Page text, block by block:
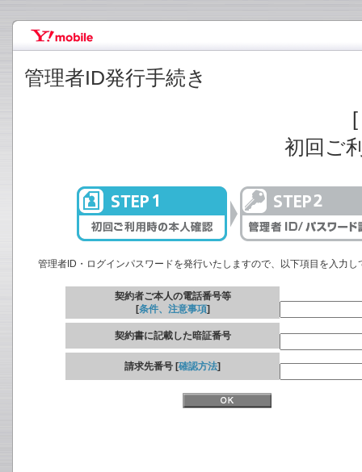
管理者ID発行手続き
初回ご
管理者ID・ログインパスワードを発行いたしますので、以下項目を入力し
契約者ご本人の電話番号等
[条件、注意事項]
契約書に記載した暗証番号
請求先番号 [確認方法]